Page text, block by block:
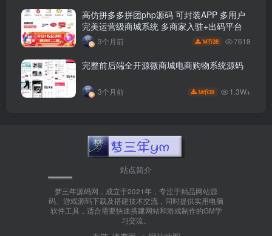
高仿拼多多拼团php源码 可封装APP 多用户
完美运营级商城系统 多商家入驻+出码平台
3个月前 M币38 7618
完整前后端全开源微商城电商购物系统源码
3个月前 M币38 1.3W+
站点简介
梦三年源码网，成立于2021年，专注于精品网站源
码、游戏源码下载及搭建技术交流，同时提供实用电脑
软件工具，适合需要快速搭建网站和游戏制作的GM学
习交流。